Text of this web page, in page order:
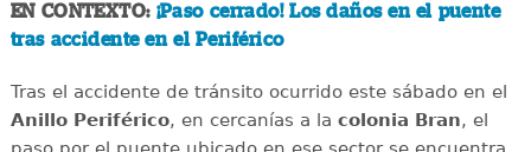
EN CONTEXTO: ¡Paso cerrado! Los daños en el puente
tras accidente en el Periférico
Tras el accidente de tránsito ocurrido este sábado en el
Anillo Periférico, en cercanías a la colonia Bran, el